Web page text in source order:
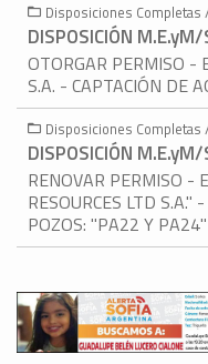
Disposiciones
DISPOSICIÓN
OTORGAR PERMISO -
S.A. - CAPTACIÓN DE
Disposiciones
DISPOSICIÓN
RENOVAR PERMISO -
RESOURCES LTD S.A."
POZOS: "PA22 Y PA24"